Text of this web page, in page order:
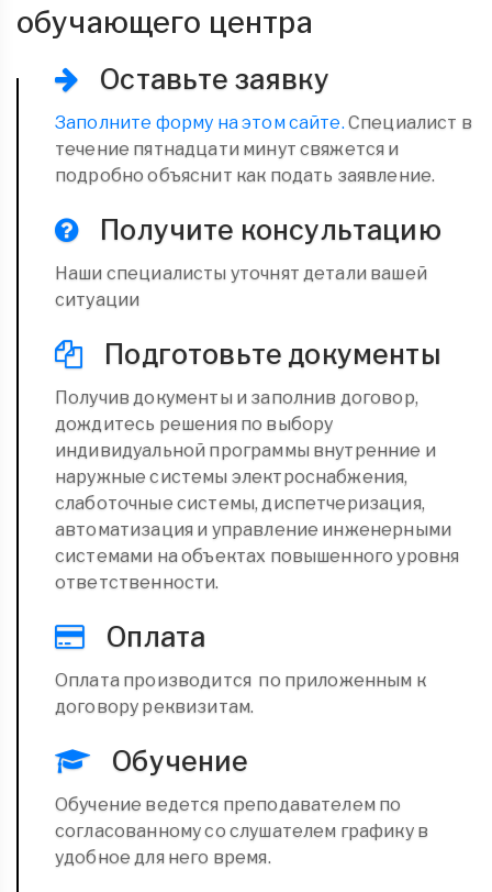
обучающего центра
Оставьте заявку
Заполните форму на этом сайте. Специалист в
течение пятнадцати минут свяжется и
подробно объяснит как подать заявление.
Получите консультацию
Наши специалисты уточнят детали вашей
ситуации
Подготовьте документы
Получив документы и заполнив договор,
дождитесь решения по выбору
индивидуальной программы внутренние и
наружные системы электроснабжения,
слаботочные системы, диспетчеризация,
автоматизация и управление инженерными
системами на объектах повышенного уровня
ответственности.
Оплата
Оплата производится по приложенным к
договору реквизитам.
Обучение
Обучение ведется преподавателем по
согласованному со слушателем графику в
удобное для него время.